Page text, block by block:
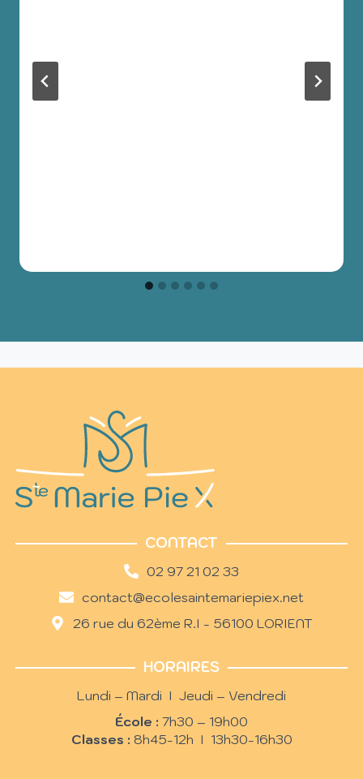
CONTACT
02 97 21 02 33
contact@ecolesaintemariepiex.net
26 rue du 62ème R.I - 56100 LORIENT
HORAIRES
Lundi – Mardi I Jeudi – Vendredi
École : 7h30 – 19h00
Classes : 8h45-12h I 13h30-16h30